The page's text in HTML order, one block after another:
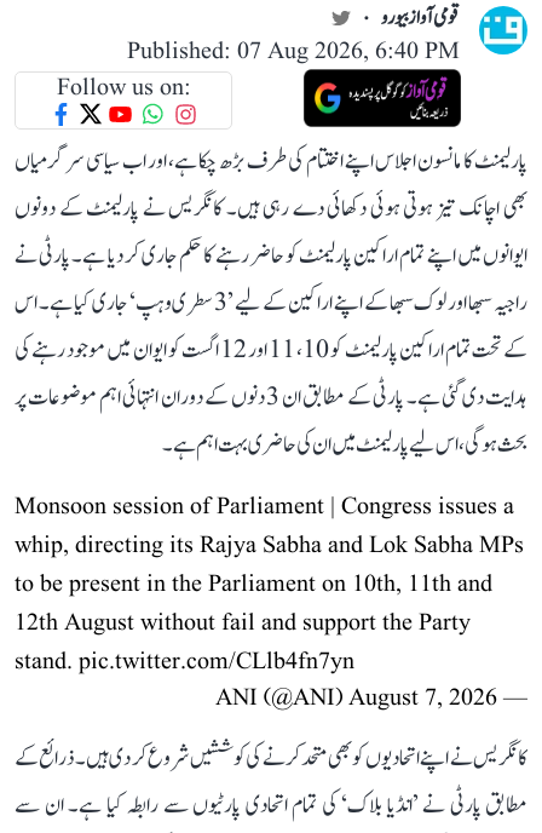
قومی آواز بیورو
Published: 07 Aug 2026, 6:40 PM
Follow us on:
پارلیمنٹ کا مانسون اجلاس اپنے اختتام کی طرف بڑھ چکا ہے، اور اب سیاسی سرگرمیاں
بھی اچانک تیز ہوتی ہوئی دکھائی دے رہی ہیں۔ کانگریس نے پارلیمنٹ کے دونوں
ایوانوں میں اپنے تمام اراکین پارلیمنٹ کو حاضر رہنے کا حکم جاری کر دیا ہے۔ پارٹی نے
راجیہ سبھا اور لوک سبھا کے اپنے اراکین کے لیے ’3 سطری وہپ‘ جاری کیا ہے۔ اس
کے تحت تمام اراکین پارلیمنٹ کو 10، 11 اور 12 اگست کو ایوان میں موجود رہنے کی
ہدایت دی گئی ہے۔ پارٹی کے مطابق ان 3 دنوں کے دوران انتہائی اہم موضوعات پر
بحث ہوگی، اس لیے پارلیمنٹ میں ان کی حاضری بہت اہم ہے۔
Monsoon session of Parliament | Congress issues a
whip, directing its Rajya Sabha and Lok Sabha MPs
to be present in the Parliament on 10th, 11th and
12th August without fail and support the Party
stand. pic.twitter.com/CLlb4fn7yn
— ANI (@ANI)
August 7, 2026
کانگریس نے اپنے اتحادیوں کو بھی متحد کرنے کی کوششیں شروع کر دی ہیں۔ ذرائع کے
مطابق پارٹی نے ’انڈیا بلاک‘ کی تمام اتحادی پارٹیوں سے رابطہ کیا ہے۔ ان سے